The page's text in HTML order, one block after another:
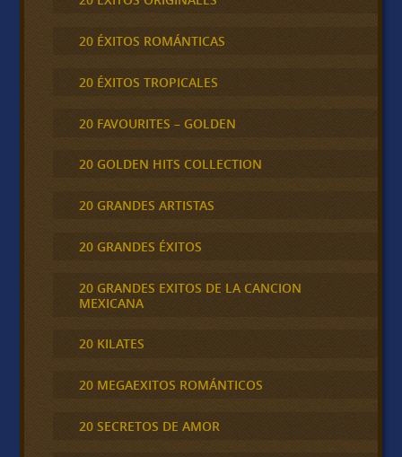
20 ÉXITOS ROMÁNTICAS
20 ÉXITOS TROPICALES
20 FAVOURITES – GOLDEN
20 GOLDEN HITS COLLECTION
20 GRANDES ARTISTAS
20 GRANDES ÉXITOS
20 GRANDES EXITOS DE LA CANCION
MEXICANA
20 KILATES
20 MEGAEXITOS ROMÁNTICOS
20 SECRETOS DE AMOR